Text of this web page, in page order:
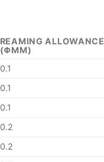
REAMING ALLOWANCE
(ΦMM)
0.1
0.1
0.1
0.2
0.2